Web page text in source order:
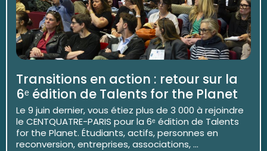
Transitions en action : retour sur la
6ᵉ édition de Talents for the Planet
Le 9 juin dernier, vous étiez plus de 3 000 à rejoindre
le CENTQUATRE-PARIS pour la 6ᵉ édition de Talents
for the Planet. Étudiants, actifs, personnes en
reconversion, entreprises, associations, ...